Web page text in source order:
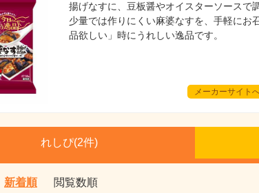
揚げなすに、豆板醤やオイスターソースで
少量では作りにくい麻婆なすを、手軽にお
品欲しい」時にうれしい逸品です。
メーカーサイト
れしぴ(2件)
新着順 閲覧数順